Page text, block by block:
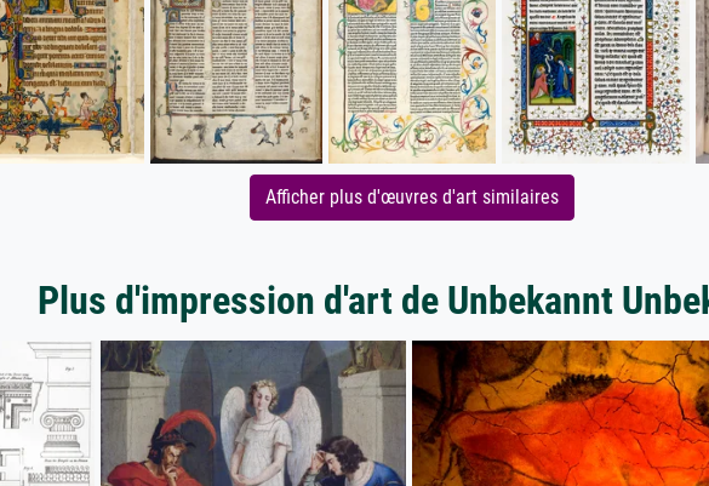
Afficher plus d'œuvres d'art similaires
Plus d'impression d'art de Unbekannt